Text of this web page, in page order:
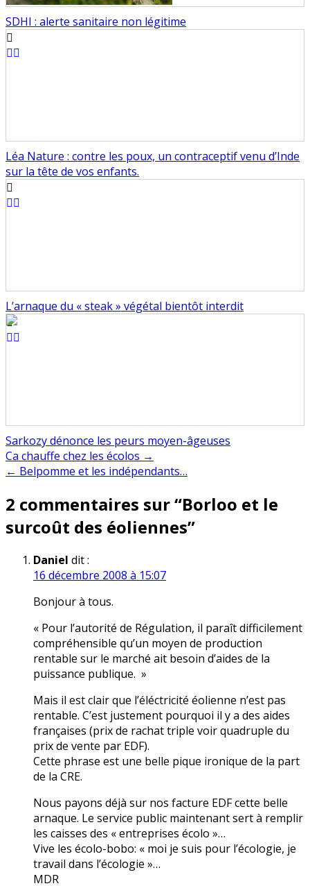
SDHI : alerte sanitaire non légitime
Léa Nature : contre les poux, un contraceptif venu d’Inde
sur la tête de vos enfants.
L’arnaque du « steak » végétal bientôt interdit
Sarkozy dénonce les peurs moyen-âgeuses
Navigation
de
l’article
Ca chauffe chez les écolos →
← Belpomme et les indépendants…
2 commentaires sur “Borloo et le
surcoût des éoliennes”
Daniel dit :
16 décembre 2008 à 15:07
Bonjour à tous.
« Pour l’autorité de Régulation, il paraît difficilement
compréhensible qu’un moyen de production
rentable sur le marché ait besoin d’aides de la
puissance publique. »
Mais il est clair que l’éléctricité éolienne n’est pas
rentable. C’est justement pourquoi il y a des aides
françaises (prix de rachat triple voir quadruple du
prix de vente par EDF).
Cette phrase est une belle pique ironique de la part
de la CRE.
Nous payons déjà sur nos facture EDF cette belle
arnaque. Le service public maintenant sert à remplir
les caisses des « entreprises écolo »…
Vive les écolo-bobo: « moi je suis pour l’écologie, je
travail dans l’écologie »…
MDR